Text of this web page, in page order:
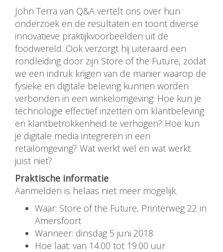
John Terra van Q&A vertelt ons over hun
onderzoek en de resultaten en toont diverse
innovatieve praktijkvoorbeelden uit de
foodwereld. Ook verzorgt hij uiteraard een
rondleiding door zijn Store of the Future, zodat
we een indruk krijgen van de manier waarop de
fysieke en digitale beleving kunnen worden
verbonden in een winkelomgeving: Hoe kun je
technologie effectief inzetten om klantbeleving
en klantbetrokkenheid te verhogen? Hoe kun
je digitale media integreren in een
retailomgeving? Wat werkt wel en wat werkt
juist niet?
Praktische informatie
Aanmelden is helaas niet meer mogelijk.
Waar: Store of the Future, Printerweg 22 in
Amersfoort
Wanneer: dinsdag 5 juni 2018
Hoe laat: van 14.00 tot 19.00 uur